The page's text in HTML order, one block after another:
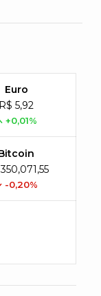
Euro
R$ 5,92
+0,01%
-0,20%